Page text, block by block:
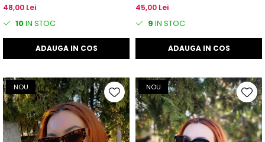
48,00 Lei
10IN STOC
ADAUGA IN COS
45,00 Lei
9 IN STOC
ADAUGA IN COS
NOU NOU